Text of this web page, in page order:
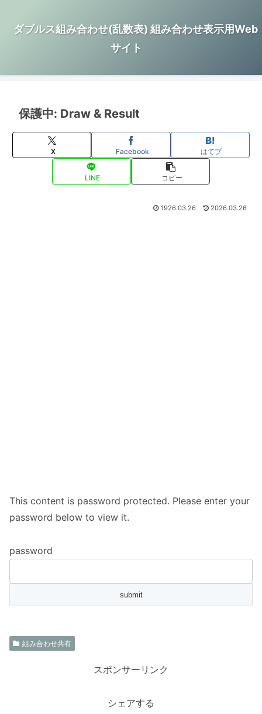
ダブルス組み合わせ(乱数表) 組み合わせ表示用Web
サイト
保護中: Draw & Result
X Facebook はてブ
LINE コピー
1926.03.26 2026.03.26
This content is password protected. Please enter your
password below to view it.
password
組み合わせ共有
スポンサーリンク
シェアする